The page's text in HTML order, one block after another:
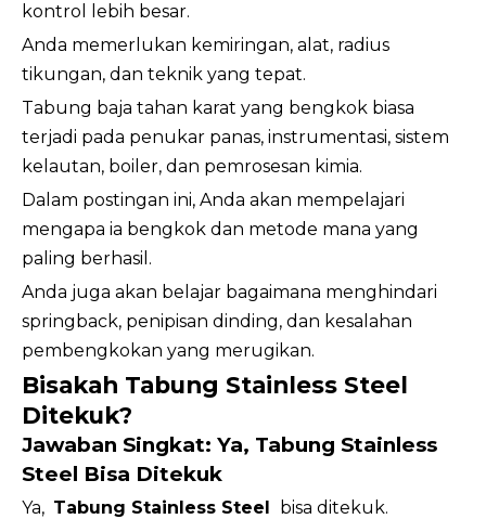
kontrol lebih besar.
Anda memerlukan kemiringan, alat, radius
tikungan, dan teknik yang tepat.
Tabung baja tahan karat yang bengkok biasa
terjadi pada penukar panas, instrumentasi, sistem
kelautan, boiler, dan pemrosesan kimia.
Dalam postingan ini, Anda akan mempelajari
mengapa ia bengkok dan metode mana yang
paling berhasil.
Anda juga akan belajar bagaimana menghindari
springback, penipisan dinding, dan kesalahan
pembengkokan yang merugikan.
Bisakah Tabung Stainless Steel
Ditekuk?
Jawaban Singkat: Ya, Tabung Stainless
Steel Bisa Ditekuk
Ya, Tabung Stainless Steel bisa ditekuk.